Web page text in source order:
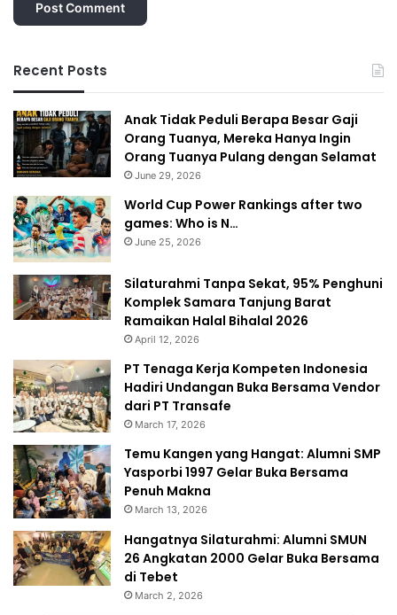
Recent Posts
Anak Tidak Peduli Berapa Besar Gaji
Orang Tuanya, Mereka Hanya Ingin
Orang Tuanya Pulang dengan Selamat
June 29, 2026
World Cup Power Rankings after two
games: Who is N…
June 25, 2026
Silaturahmi Tanpa Sekat, 95% Penghuni
Komplek Samara Tanjung Barat
Ramaikan Halal Bihalal 2026
April 12, 2026
PT Tenaga Kerja Kompeten Indonesia
Hadiri Undangan Buka Bersama Vendor
dari PT Transafe
March 17, 2026
Temu Kangen yang Hangat: Alumni SMP
Yasporbi 1997 Gelar Buka Bersama
Penuh Makna
March 13, 2026
Hangatnya Silaturahmi: Alumni SMUN
26 Angkatan 2000 Gelar Buka Bersama
di Tebet
March 2, 2026